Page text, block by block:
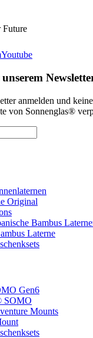
Youtube
anmelden und
von Sonnenglas®
Original
Bambus
Laterne
Gen6
SOMO
Mounts